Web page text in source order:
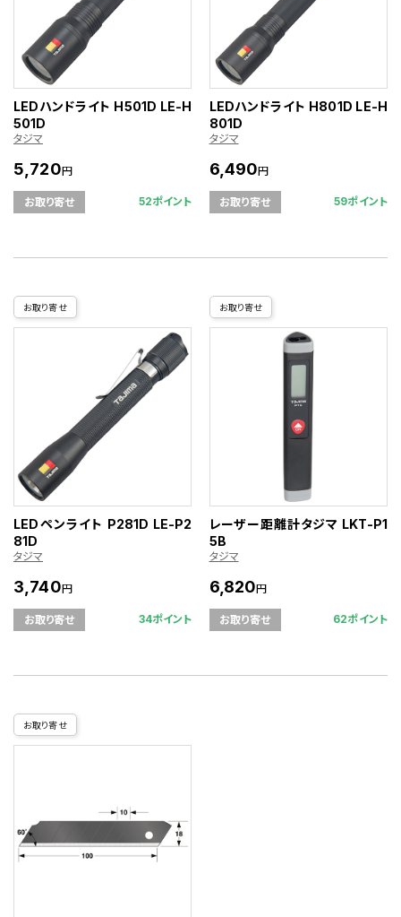
LEDハンドライト H501D LE-H
501D
タジマ
5,720円
お取り寄せ 52ポイント
LEDハンドライト H801D LE-H
801D
タジマ
6,490円
お取り寄せ 59ポイント
お取り寄せ
LEDペンライト P281D LE-P2
81D
タジマ
3,740円
お取り寄せ 34ポイント
お取り寄せ
レーザー距離計タジマ LKT-P1
5B
タジマ
6,820円
お取り寄せ 62ポイント
お取り寄せ